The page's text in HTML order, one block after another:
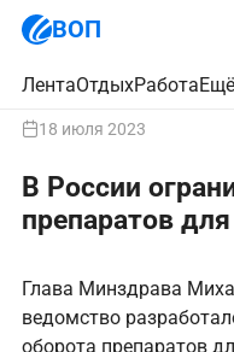
ВОП
ЛентаОтдыхРаботаЕщё
18 июля 2023
В России
препаратов
Глава Минздрава
ведомство
оборота препаратов